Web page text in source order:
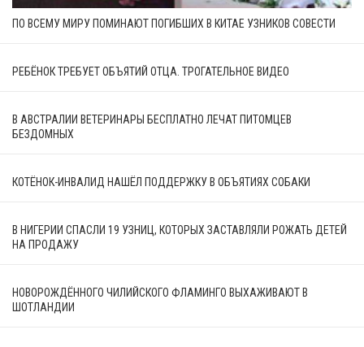
ПО ВСЕМУ МИРУ ПОМИНАЮТ ПОГИБШИХ В КИТАЕ УЗНИКОВ СОВЕСТИ
РЕБЁНОК ТРЕБУЕТ ОБЪЯТИЙ ОТЦА. ТРОГАТЕЛЬНОЕ ВИДЕО
В АВСТРАЛИИ ВЕТЕРИНАРЫ БЕСПЛАТНО ЛЕЧАТ ПИТОМЦЕВ
БЕЗДОМНЫХ
КОТЁНОК-ИНВАЛИД НАШЁЛ ПОДДЕРЖКУ В ОБЪЯТИЯХ СОБАКИ
В НИГЕРИИ СПАСЛИ 19 УЗНИЦ, КОТОРЫХ ЗАСТАВЛЯЛИ РОЖАТЬ ДЕТЕЙ
НА ПРОДАЖУ
НОВОРОЖДЁННОГО ЧИЛИЙСКОГО ФЛАМИНГО ВЫХАЖИВАЮТ В
ШОТЛАНДИИ